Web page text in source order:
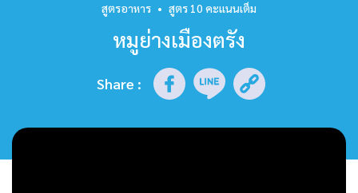
รายการย้อนหลัง
สูตรอาหาร • สูตร 10 คะแนนเต็ม
หมูย่างเมืองตรัง
Share :